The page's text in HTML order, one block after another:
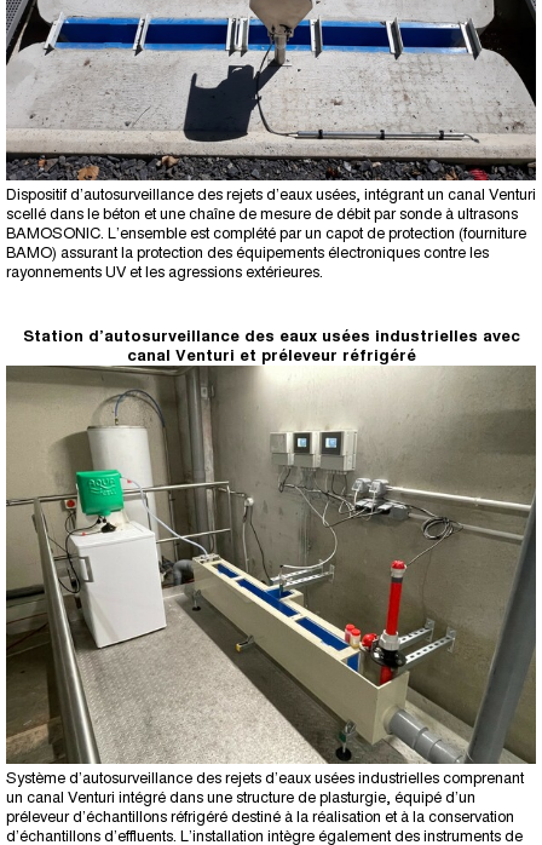
Dispositif d’autosurveillance des rejets d’eaux usées, intégrant un canal Venturi
scellé dans le béton et une chaîne de mesure de débit par sonde à ultrasons
BAMOSONIC. L’ensemble est complété par un capot de protection (fourniture
BAMO) assurant la protection des équipements électroniques contre les
rayonnements UV et les agressions extérieures.
Station d’autosurveillance des eaux usées industrielles avec
canal Venturi et préleveur réfrigéré
Système d’autosurveillance des rejets d’eaux usées industrielles comprenant
un canal Venturi intégré dans une structure de plasturgie, équipé d’un
préleveur d’échantillons réfrigéré destiné à la réalisation et à la conservation
d’échantillons d’effluents. L’installation intègre également des instruments de